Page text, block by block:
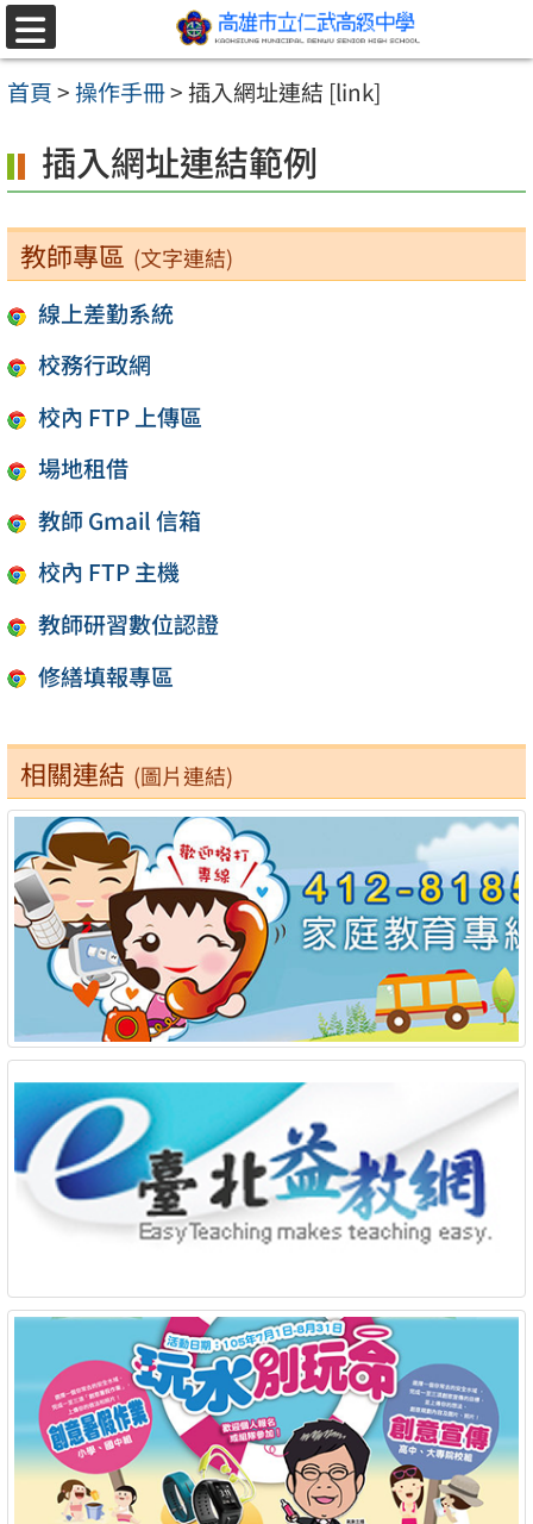
跳至主要內容區
選
單
首頁>操作手冊>插入網址連結 [link]
插入網址連結範例
教師專區 (文字連結)
線上差勤系統
校務行政網
校內 FTP 上傳區
場地租借
教師 Gmail 信箱
校內 FTP 主機
教師研習數位認證
修繕填報專區
相關連結 (圖片連結)